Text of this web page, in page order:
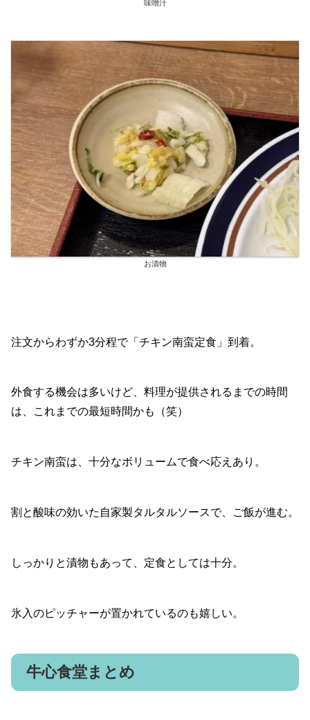
味噌汁
お漬物
注文からわずか3分程で「チキン南蛮定食」到着。
外食する機会は多いけど、料理が提供されるまでの時間
は、これまでの最短時間かも（笑）
チキン南蛮は、十分なボリュームで食べ応えあり。
割と酸味の効いた自家製タルタルソースで、ご飯が進む。
しっかりと漬物もあって、定食としては十分。
氷入のピッチャーが置かれているのも嬉しい。
牛心食堂まとめ